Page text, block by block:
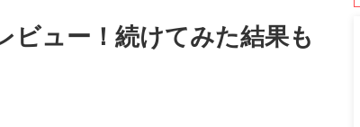
ビュー！続けてみた結果も